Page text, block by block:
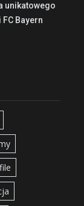
unikatowego
Bayern